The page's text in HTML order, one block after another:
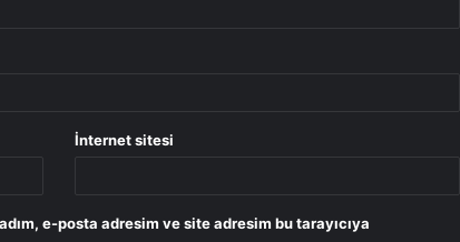
İnternet sitesi
e-posta adresim ve site adresim bu tarayıcıya